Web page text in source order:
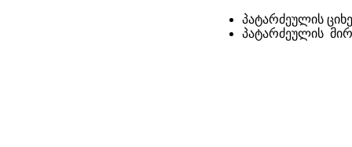
პატარძეულის ციხე
პატარძეულის